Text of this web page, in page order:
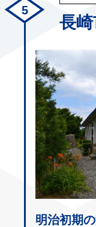
長
明治初期